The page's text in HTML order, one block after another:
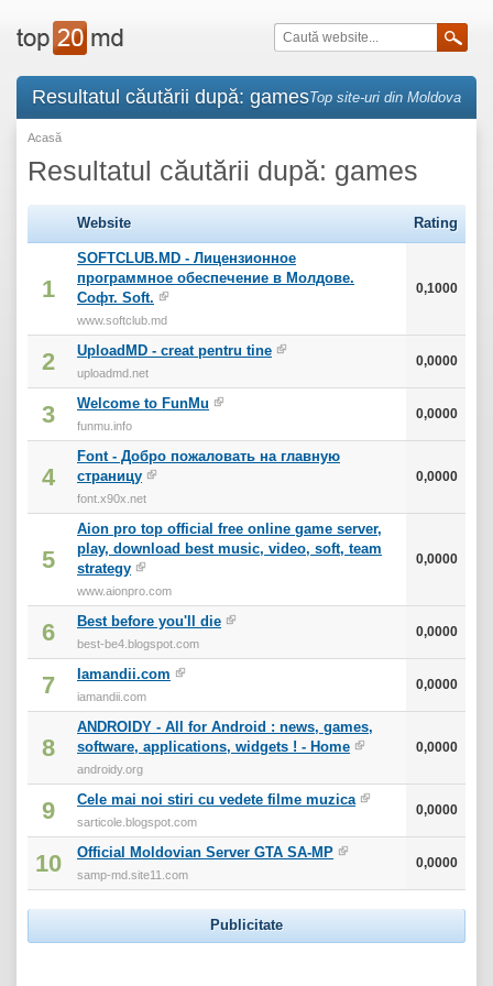
Resultatul căutării după: gamesTop site-uri din Moldova
Acasă
Resultatul căutării după: games
Website Rating
1
SOFTCLUB.MD - Лицензионное
программное обеспечение в Молдове.
Софт. Soft.
www.softclub.md
0,1000
2 UploadMD - creat pentru tine
uploadmd.net
0,0000
3 Welcome to FunMu
funmu.info
0,0000
4
Font - Добро пожаловать на главную
страницу
font.x90x.net
0,0000
5
Aion pro top official free online game server,
play, download best music, video, soft, team
strategy
www.aionpro.com
0,0000
6 Best before you'll die
best-be4.blogspot.com
0,0000
7 Iamandii.com
iamandii.com
0,0000
8
ANDROIDY - All for Android : news, games,
software, applications, widgets ! - Home
androidy.org
0,0000
9 Cele mai noi stiri cu vedete filme muzica
sarticole.blogspot.com
0,0000
10 Official Moldovian Server GTA SA-MP
samp-md.site11.com
0,0000
Publicitate